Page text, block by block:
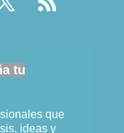
tu
que
ideas y